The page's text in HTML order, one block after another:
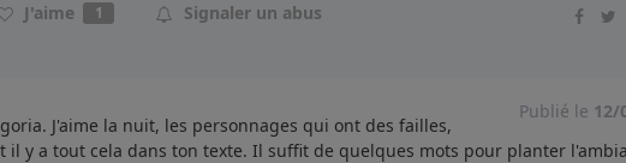
J'aime 1 Signaler un abus
Publié le 12/
J'aime la nuit, les personnages qui ont des failles,
il y a tout cela dans ton texte. Il suffit de quelques mots pour planter